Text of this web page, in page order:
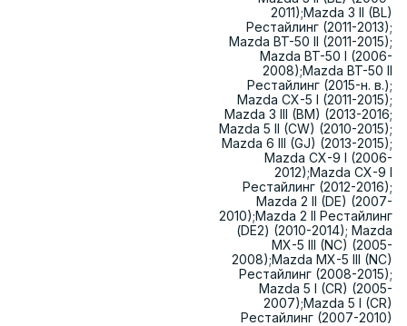
2011);Mazda 3 II (BL)
Рестайлинг (2011-2013);
Mazda BT-50 II (2011-2015);
Mazda BT-50 I (2006-
2008);Mazda BT-50 II
Рестайлинг (2015-н. в.);
Mazda CX-5 I (2011-2015);
Mazda 3 III (BM) (2013-2016;
Mazda 5 II (CW) (2010-2015);
Mazda 6 III (GJ) (2013-2015);
Mazda CX-9 I (2006-
2012);Mazda CX-9 I
Рестайлинг (2012-2016);
Mazda 2 II (DE) (2007-
2010);Mazda 2 II Рестайлинг
(DE2) (2010-2014); Mazda
MX-5 III (NC) (2005-
2008);Mazda MX-5 III (NC)
Рестайлинг (2008-2015);
Mazda 5 I (CR) (2005-
2007);Mazda 5 I (CR)
Рестайлинг (2007-2010)